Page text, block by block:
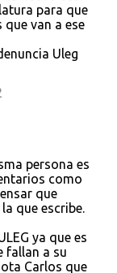
para que
van a ese
Uleg
persona es
como
que
que escribe.
ya que es
fallan a su
Carlos que